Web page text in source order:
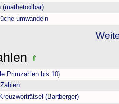
(mathetoolbar)
umwandeln
Primzahlen bis 10)
(Bartberger)